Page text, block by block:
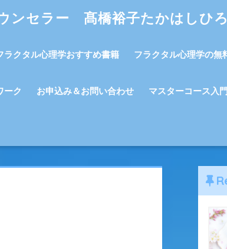
ンセラー 髙橋裕子たかはしひ
ラクタル心理学おすすめ書籍 フラクタル心理学の無
ーク お申込み＆お問い合わせ マスターコース入